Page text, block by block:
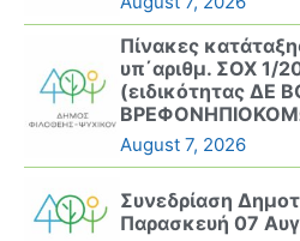
Πίνακες
υπ΄αριθμ. ΣΟΧ 1/
(ειδικότητας ΔΕ
August 7, 2026
Συνεδρίαση
Παρασκευή 07